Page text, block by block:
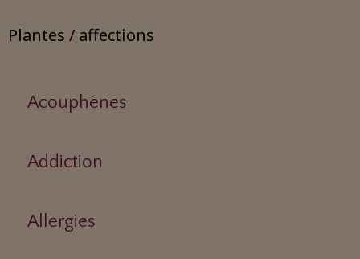
Plantes / affections
Acouphènes
Addiction
Allergies